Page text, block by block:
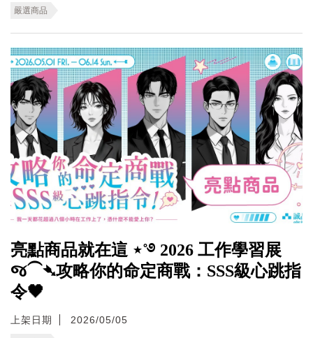
嚴選商品
亮點商品就在這 ⋆˚࿔ 2026 工作學習展
જ⁀➴攻略你的命定商戰：SSS級心跳指
令🖤
上架日期 2026/05/05